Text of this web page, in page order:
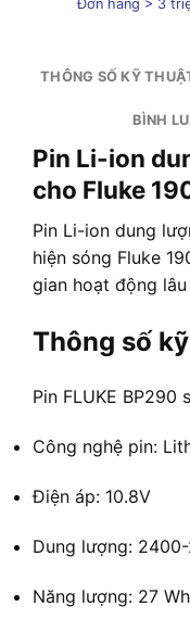
Đơn hàng > 3
THÔNG SỐ KỸ
BÌNH
Pin Li-ion
cho Fluke
Pin Li-ion dung
hiện sóng Fluke
gian hoạt động
Thông số
Pin FLUKE
Công nghệ pin:
Điện áp: 10.8V
Dung lượng:
Năng lượng: 27 Wh